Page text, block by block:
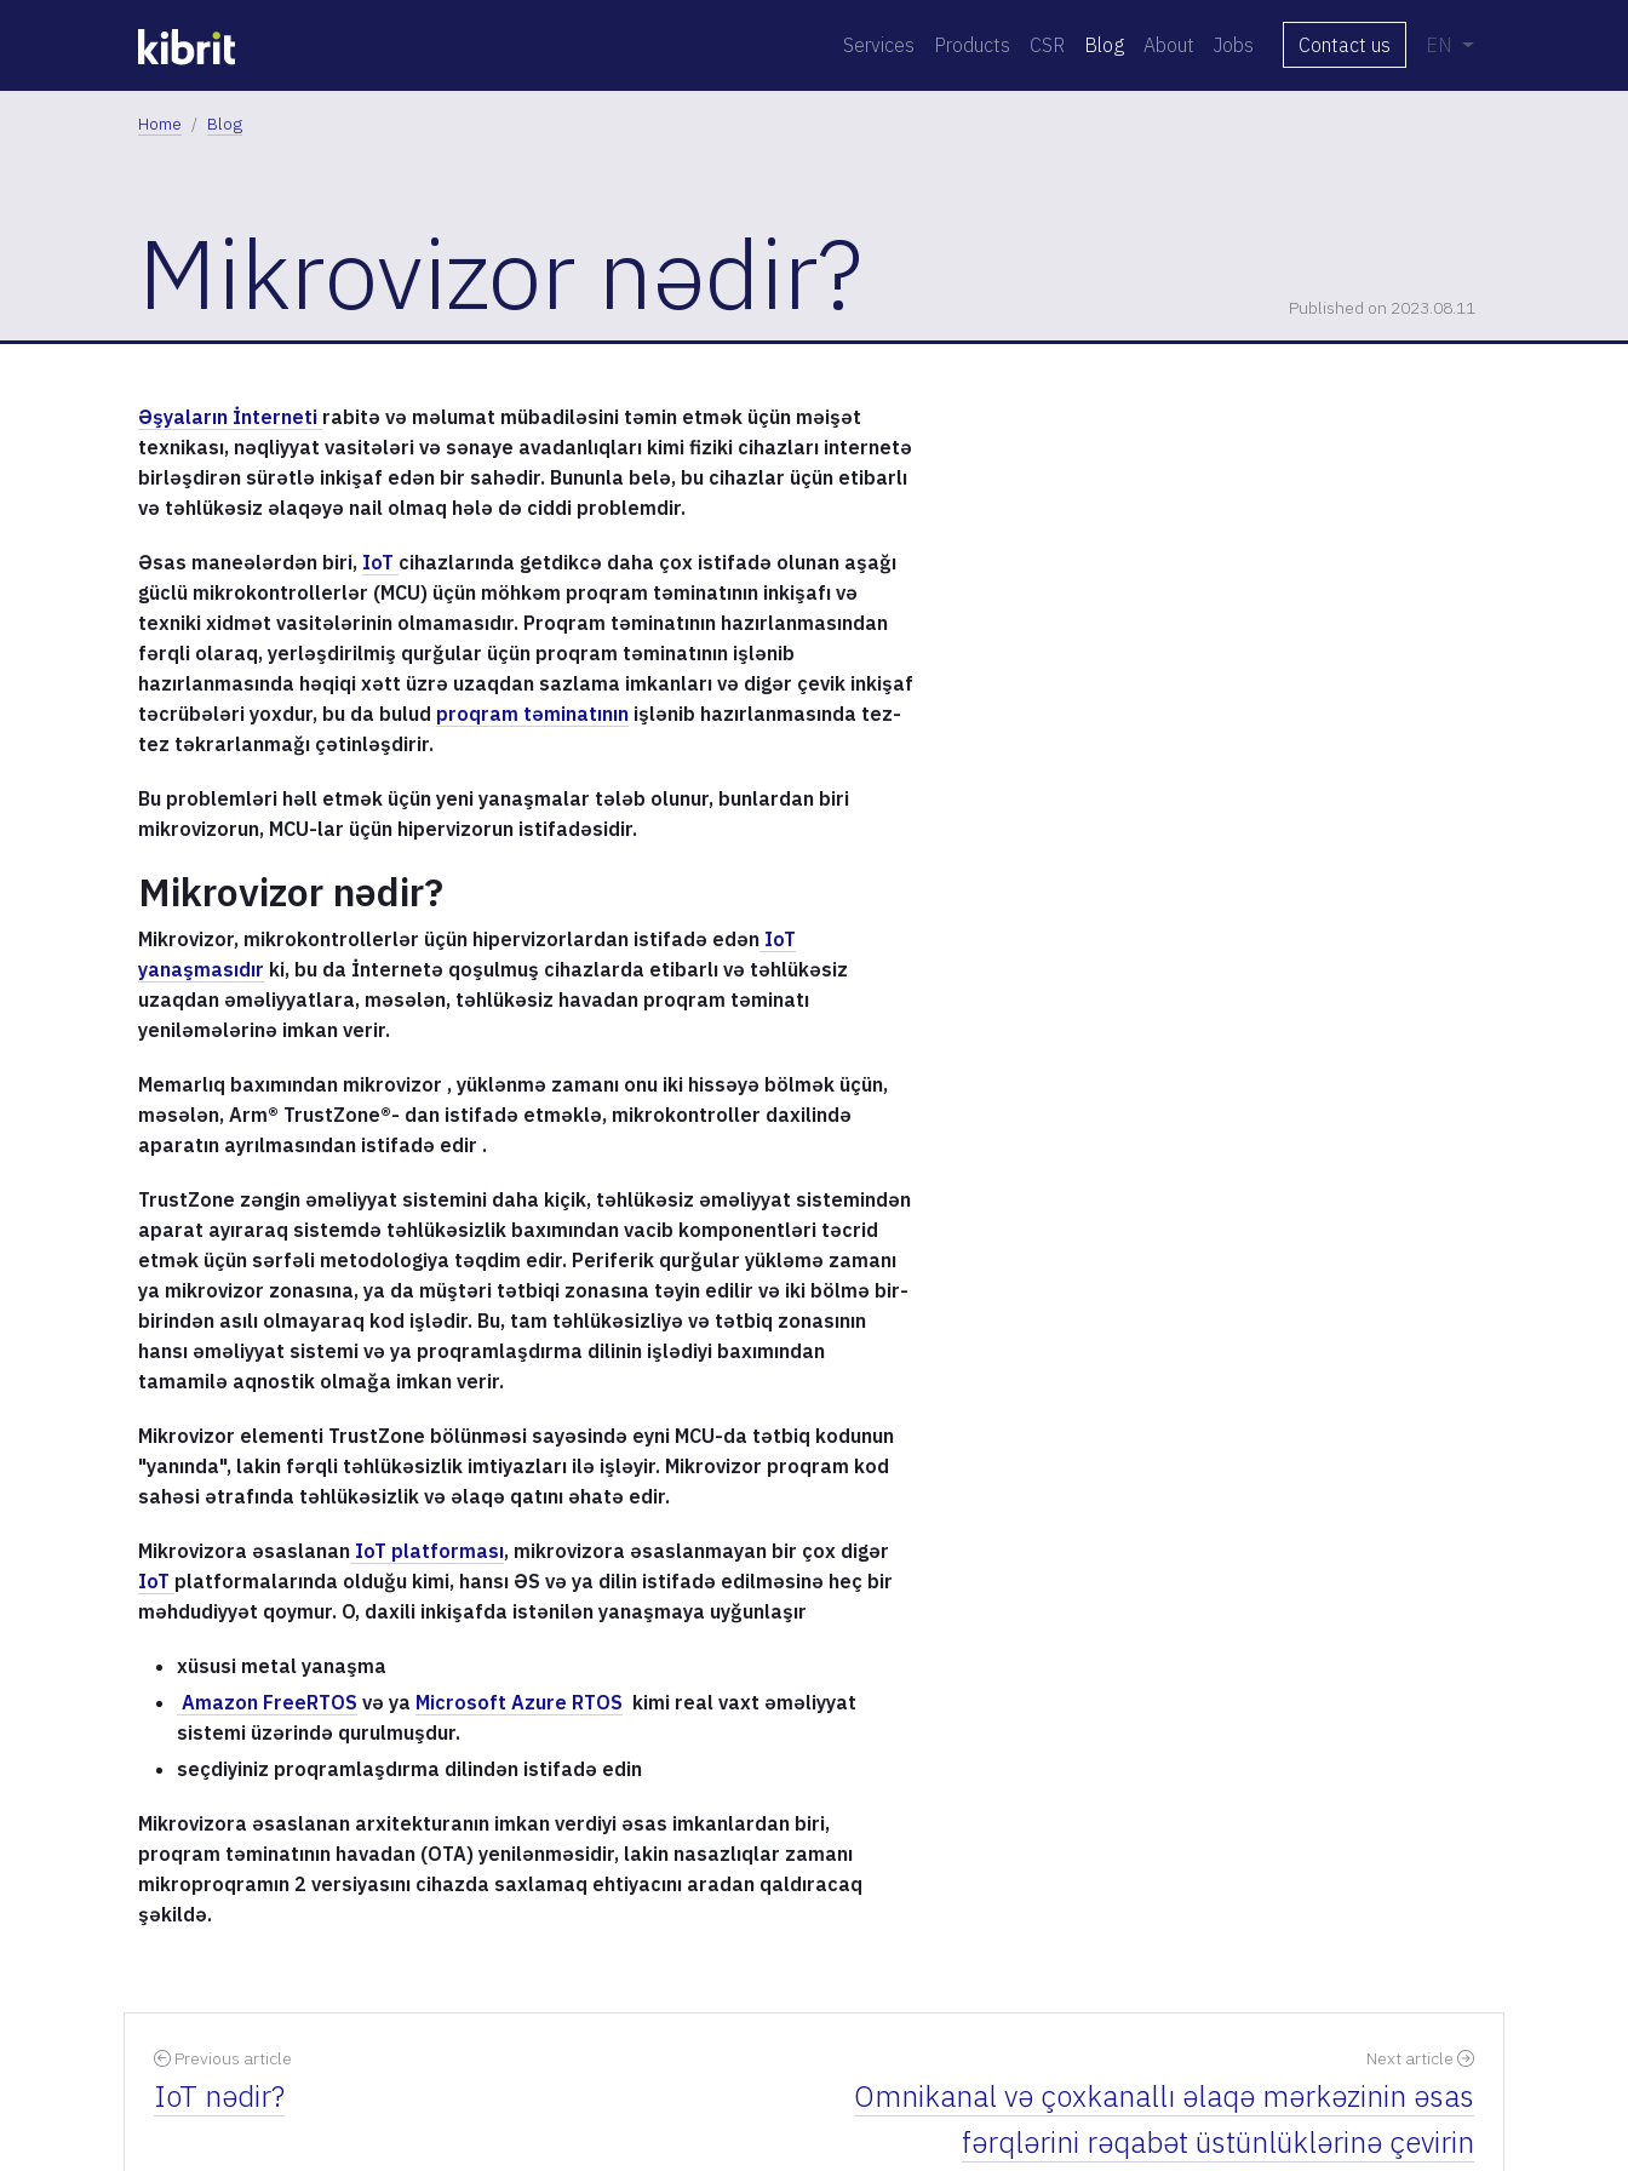
Services Products CSR Blog About Jobs Contact us EN
Home Blog
Mikrovizor nədir? Published on 2023.08.11
Əşyaların İnterneti rabitə və məlumat mübadiləsini təmin etmək üçün məişət
texnikası, nəqliyyat vasitələri və sənaye avadanlıqları kimi fiziki cihazları internetə
birləşdirən sürətlə inkişaf edən bir sahədir. Bununla belə, bu cihazlar üçün etibarlı
və təhlükəsiz əlaqəyə nail olmaq hələ də ciddi problemdir.
Əsas maneələrdən biri, IoT cihazlarında getdikcə daha çox istifadə olunan aşağı
güclü mikrokontrollerlər (MCU) üçün möhkəm proqram təminatının inkişafı və
texniki xidmət vasitələrinin olmamasıdır. Proqram təminatının hazırlanmasından
fərqli olaraq, yerləşdirilmiş qurğular üçün proqram təminatının işlənib
hazırlanmasında həqiqi xətt üzrə uzaqdan sazlama imkanları və digər çevik inkişaf
təcrübələri yoxdur, bu da bulud proqram təminatının işlənib hazırlanmasında tez-
tez təkrarlanmağı çətinləşdirir.
Bu problemləri həll etmək üçün yeni yanaşmalar tələb olunur, bunlardan biri
mikrovizorun, MCU-lar üçün hipervizorun istifadəsidir.
Mikrovizor nədir?
Mikrovizor, mikrokontrollerlər üçün hipervizorlardan istifadə edən IoT
yanaşmasıdır ki, bu da İnternetə qoşulmuş cihazlarda etibarlı və təhlükəsiz
uzaqdan əməliyyatlara, məsələn, təhlükəsiz havadan proqram təminatı
yeniləmələrinə imkan verir.
Memarlıq baxımından mikrovizor , yüklənmə zamanı onu iki hissəyə bölmək üçün,
məsələn, Arm® TrustZone®- dan istifadə etməklə, mikrokontroller daxilində
aparatın ayrılmasından istifadə edir .
TrustZone zəngin əməliyyat sistemini daha kiçik, təhlükəsiz əməliyyat sistemindən
aparat ayıraraq sistemdə təhlükəsizlik baxımından vacib komponentləri təcrid
etmək üçün sərfəli metodologiya təqdim edir. Periferik qurğular yükləmə zamanı
ya mikrovizor zonasına, ya da müştəri tətbiqi zonasına təyin edilir və iki bölmə bir-
birindən asılı olmayaraq kod işlədir. Bu, tam təhlükəsizliyə və tətbiq zonasının
hansı əməliyyat sistemi və ya proqramlaşdırma dilinin işlədiyi baxımından
tamamilə aqnostik olmağa imkan verir.
Mikrovizor elementi TrustZone bölünməsi sayəsində eyni MCU-da tətbiq kodunun
"yanında", lakin fərqli təhlükəsizlik imtiyazları ilə işləyir. Mikrovizor proqram kod
sahəsi ətrafında təhlükəsizlik və əlaqə qatını əhatə edir.
Mikrovizora əsaslanan IoT platforması, mikrovizora əsaslanmayan bir çox digər
IoT platformalarında olduğu kimi, hansı ƏS və ya dilin istifadə edilməsinə heç bir
məhdudiyyət qoymur. O, daxili inkişafda istənilən yanaşmaya uyğunlaşır
xüsusi metal yanaşma
Amazon FreeRTOS və ya Microsoft Azure RTOS kimi real vaxt əməliyyat
sistemi üzərində qurulmuşdur.
seçdiyiniz proqramlaşdırma dilindən istifadə edin
Mikrovizora əsaslanan arxitekturanın imkan verdiyi əsas imkanlardan biri,
proqram təminatının havadan (OTA) yenilənməsidir, lakin nasazlıqlar zamanı
mikroproqramın 2 versiyasını cihazda saxlamaq ehtiyacını aradan qaldıracaq
şəkildə.
Previous article
IoT nədir?
Next article
Omnikanal və çoxkanallı əlaqə mərkəzinin əsas
fərqlərini rəqabət üstünlüklərinə çevirin